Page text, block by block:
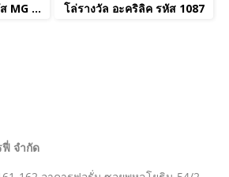
โล่รางวัล อะคริลิค รหัส MG 5014 โล่รางวัล อะคริลิค รหัส 1087
จำกัด